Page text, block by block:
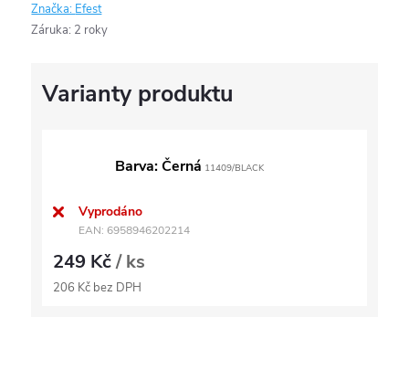
Značka: Efest
Záruka: 2 roky
Barva: Černá 11409/BLACK
Vyprodáno
EAN: 6958946202214
249 Kč/ ks
206 Kč bez DPH